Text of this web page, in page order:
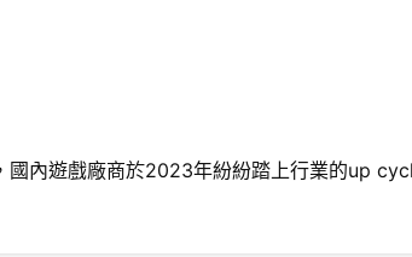
國內遊戲廠商於2023年紛紛踏上行業的up